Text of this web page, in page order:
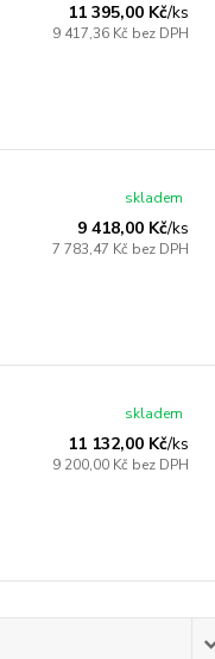
11 395,00 Kč/ks
9 417,36 Kč bez DPH
9 418,00 Kč/ks
7 783,47 Kč bez DPH
skladem
11 132,00 Kč/ks
9 200,00 Kč bez DPH
skladem